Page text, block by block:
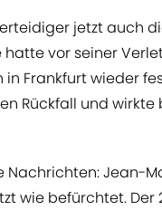
jetzt auch
vor seiner
in Frankfurt wieder
Rückfall und
Nachrichten: Jean-
wie befürchtet.